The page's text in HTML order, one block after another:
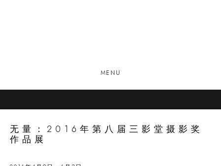
MENU
无量：2016年第八届三影堂摄影奖
作品展